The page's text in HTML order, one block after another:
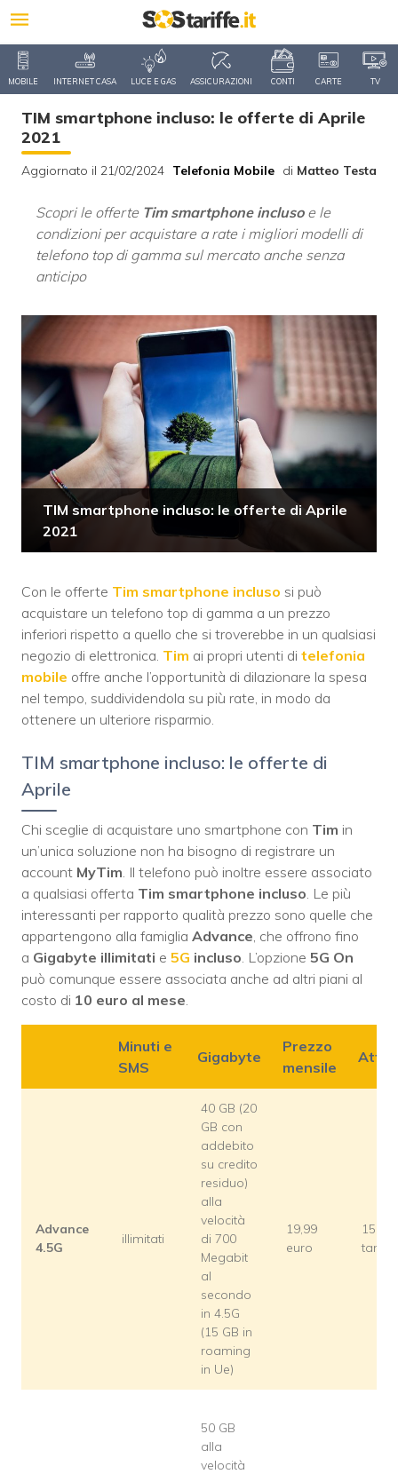
MOBILE INTERNET CASA LUCE E GAS ASSICURAZIONI CONTI CARTE TV
TIM smartphone incluso: le offerte di Aprile
2021
Aggiornato il 21/02/2024 Telefonia Mobile di Matteo Testa
Scopri le offerte Tim smartphone inclusoe le
condizioni per acquistare a rate i migliori modelli di
telefono top di gamma sul mercato anche senza
anticipo
TIM smartphone incluso: le offerte di Aprile
2021
Con le offerte Tim smartphone incluso si può
acquistare un telefono top di gamma a un prezzo
inferiori rispetto a quello che si troverebbe in un qualsiasi
negozio di elettronica. Tim ai propri utenti di telefonia
mobile offre anche l’opportunità di dilazionare la spesa
nel tempo, suddividendola su più rate, in modo da
ottenere un ulteriore risparmio.
TIM smartphone incluso: le offerte di
Aprile
Chi sceglie di acquistare uno smartphone con Tim in
un’unica soluzione non ha bisogno di registrare un
account MyTim . Il telefono può inoltre essere associato
a qualsiasi offerta Tim smartphone incluso . Le più
interessanti per rapporto qualità prezzo sono quelle che
appartengono alla famiglia Advance , che offrono fino
a Gigabyte illimitati e 5G incluso . L’opzione 5G On
può comunque essere associata anche ad altri piani al
costo di 10 euro al mese
Minuti e
SMS
Gigabyte
Prezzo
mensile
Advance
4.5G
illimitati
40 GB (20
GB con
addebito
su credito
residuo)
alla
velocità
di 700
Megabit
al
secondo
in 4.5G
(15 GB in
roaming
in Ue)
19,99
euro
15
50 GB
alla
velocità